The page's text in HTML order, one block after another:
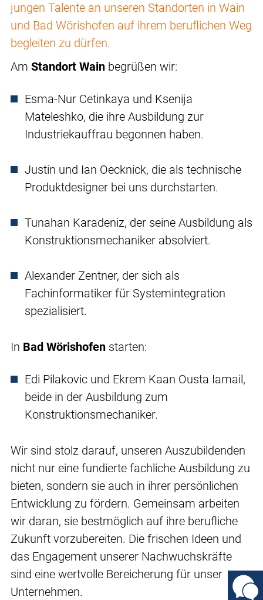
jungen Talente an unseren Standorten in Wain
und Bad Wörishofen auf ihrem beruflichen Weg
begleiten zu dürfen.
Am Standort Wain begrüßen wir:
Esma-Nur Cetinkaya und Ksenija
Mateleshko, die ihre Ausbildung zur
Industriekauffrau begonnen haben.
Justin und Ian Oecknick, die als technische
Produktdesigner bei uns durchstarten.
Tunahan Karadeniz, der seine Ausbildung als
Konstruktionsmechaniker absolviert.
Alexander Zentner, der sich als
Fachinformatiker für Systemintegration
spezialisiert.
In Bad Wörishofen starten:
Edi Pilakovic und Ekrem Kaan Ousta Iamail,
beide in der Ausbildung zum
Konstruktionsmechaniker.
Wir sind stolz darauf, unseren Auszubildenden
nicht nur eine fundierte fachliche Ausbildung zu
bieten, sondern sie auch in ihrer persönlichen
Entwicklung zu fördern. Gemeinsam arbeiten
wir daran, sie bestmöglich auf ihre berufliche
Zukunft vorzubereiten. Die frischen Ideen und
das Engagement unserer Nachwuchskräfte
sind eine wertvolle Bereicherung für unser
Unternehmen.